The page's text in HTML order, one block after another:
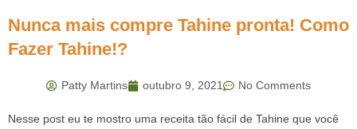
Nunca mais compre Tahine pronta! Como
Fazer Tahine!?
Patty Martins outubro 9, 2021 No Comments
Nesse post eu te mostro uma receita tão fácil de Tahine que você